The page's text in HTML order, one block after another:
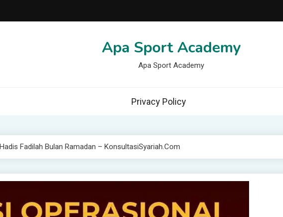
Apa Sport Academy
Apa Sport Academy
Privacy Policy
Fadilah Bulan Ramadan – KonsultasiSyariah.com